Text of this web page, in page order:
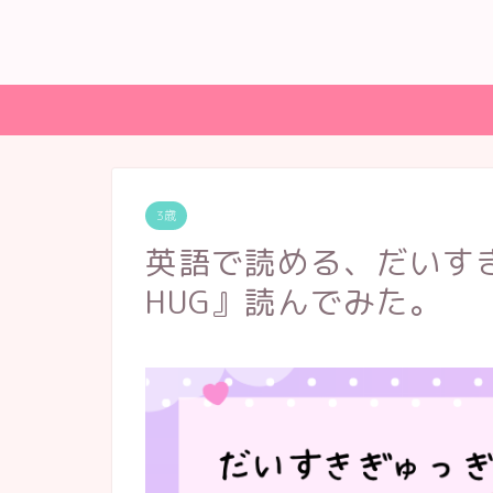
3歳
英語で読める、だい
HUG』読んでみた。